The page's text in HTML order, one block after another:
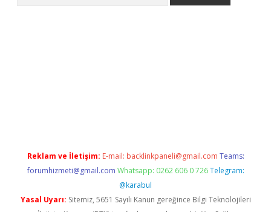
Reklam ve İletişim: E-mail: backlinkpaneli@gmail.com Teams:
forumhizmeti@gmail.com Whatsapp: 0262 606 0 726 Telegram:
@karabul
Yasal Uyarı: Sitemiz, 5651 Sayılı Kanun gereğince Bilgi Teknolojileri